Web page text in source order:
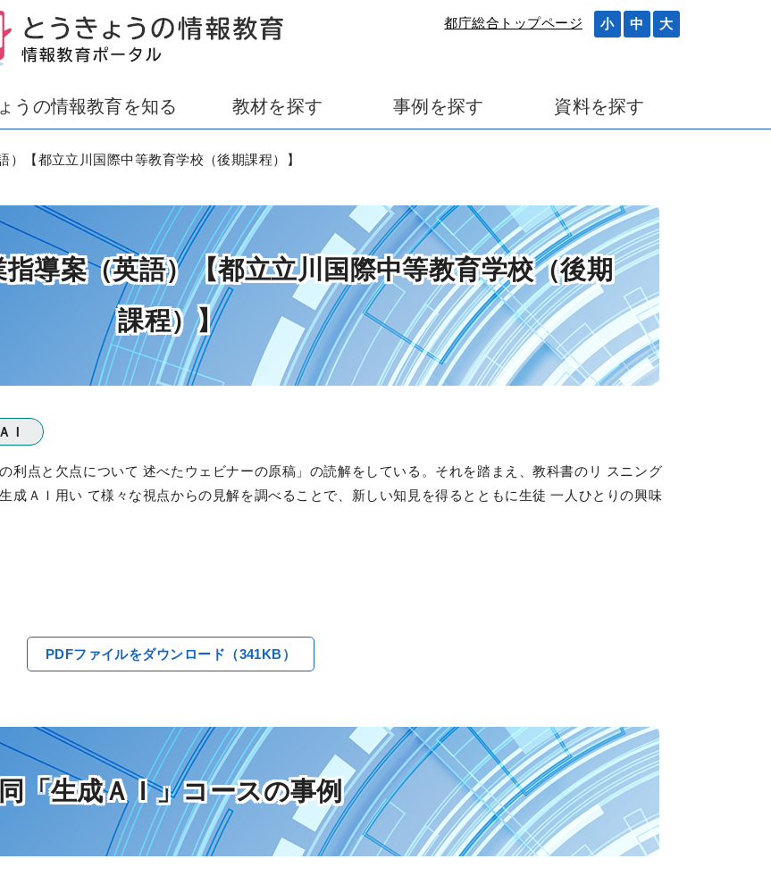
都庁総合トップページ 小 中 大
うの情報教育を知る 教材を探す 事例を探す 資料を探す
【都立立川国際中等教育学校（後期課程）】
導案（英語）【都立立川国際中等教育学校（後期
課程）】
Ｉ
利点と欠点について 述べたウェビナーの原稿」の読解をしている。それを踏まえ、教科書のリ スニング
成ＡＩ用い て様々な視点からの見解を調べることで、新しい知見を得るとともに生徒 一人ひとりの興味
PDFファイルをダウンロード（341KB）
同「生成ＡＩ」コースの事例